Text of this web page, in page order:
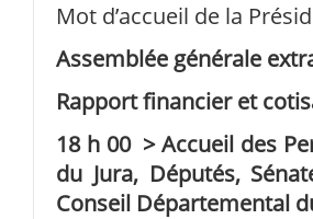
Mot d’accueil de la
Assemblée générale
Rapport financier et
18 h 00 > Accueil des
du Jura, Députés,
Conseil Départemental